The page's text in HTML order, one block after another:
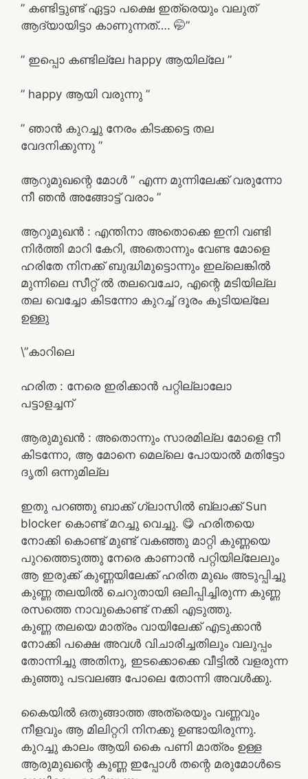
” കണ്ടിട്ടുണ്ട് ഏട്ടാ പക്ഷെ ഇത്രെയും വലുത്
ആദ്യായിട്ടാ കാണുന്നത്…. 🤭”
” ഇപ്പൊ കണ്ടില്ലേ happy ആയില്ലേ ”
” happy ആയി വരുന്നു ”
” ഞാൻ കുറച്ചു നേരം കിടക്കട്ടെ തല
വേദനിക്കുന്നു ”
ആറുമുഖന്റെ മോൾ ” എന്ന മുന്നിലേക്ക് വരുന്നോ
നീ ഞൻ അങ്ങോട്ട് വരാം ”
ആറുമുഖൻ : എന്തിനാ അതൊക്കെ ഇനി വണ്ടി
നിർത്തി മാറി കേറി, അതൊന്നും വേണ്ട മോളെ
ഹരിതേ നിനക്ക് ബുദ്ധിമുട്ടൊന്നും ഇല്ലെങ്കിൽ
മുന്നിലെ സീറ്റ്‌ ൽ തലവെചോ, എന്റെ മടിയില്ല
തല വെച്ചോ കിടന്നോ കുറച്ച് ദൂരം കൂടിയല്ലേ
ഉള്ളു
\”കാറിലെ
ഹരിത : നേരെ ഇരിക്കാൻ പറ്റില്ലാലോ
പട്ടാളച്ചന്
ആരുമുഖൻ : അതൊന്നും സാരമില്ല മോളെ നീ
കിടന്നോ, ആ മോനെ മെല്ലെ പോയാൽ മതിട്ടോ
ദൃതി ഒന്നുമില്ല
ഇതു പറഞ്ഞു ബാക്ക് ഗ്ലാസിൽ ബ്ലാക്ക് Sun
blocker കൊണ്ട് മറച്ചു വെച്ചു. 😋 ഹരിതയെ
നോക്കി കൊണ്ട് മുണ്ട് വകഞ്ഞു മാറ്റി കുണ്ണയെ
പുറത്തെടുത്തു നേരെ കാണാൻ പറ്റിയില്ലേലും
ആ ഇരുക്ക് കുണ്ണയിലേക്ക് ഹരിത മുഖം അടുപ്പിച്ചു
കുണ്ണ തലയിൽ ചെറുതായി ഒലിപ്പിച്ചിരുന്ന കുണ്ണ
രസത്തെ നാവുകൊണ്ട് നക്കി എടുത്തു.
കുണ്ണ തലയെ മാത്രം വായിലേക്ക് എടുക്കാൻ
നോക്കി പക്ഷെ അവൾ വിചാരിച്ചതിലും വലുപ്പം
തോന്നിച്ചു അതിനു, ഇടക്കൊക്കെ വീട്ടിൽ വളരുന്ന
കുഞ്ഞു പടവലങ്ങ പോലെ തോന്നി അവൾക്കു.
കൈയിൽ ഒതുങ്ങാത്ത അത്രെയും വണ്ണവും
നീളവും ആ മിലിറ്ററി നിനക്കു ഉണ്ടായിരുന്നു.
കുറച്ചു കാലം ആയി കൈ പണി മാത്രം ഉള്ള
ആരുമുഖന്റെ കുണ്ണ ഇപ്പോൾ തന്റെ മരുമോൾടെ